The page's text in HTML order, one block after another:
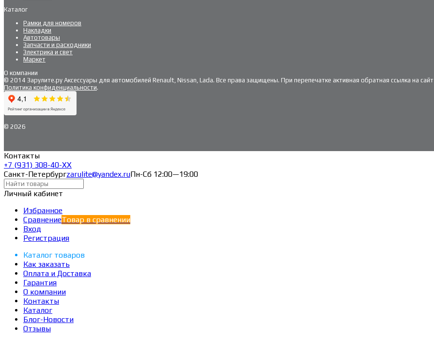
Каталог
Рамки для номеров
Накладки
Автотовары
Запчасти и расходники
Электрика и свет
Маркет
О компании
© 2014 Зарулите.ру Аксессуары для автомобилей Renault, Nissan, Lada. Все права защищены. При перепечатке активная обратная ссылка на
Политика конфиденциальности.
© 2026
Контакты
+7 (931) 308-40-ХХ
Санкт-Петербургzarulite@yandex.ruПн-Сб 12:00—19:00
Личный кабинет
Избранное
СравнениеТовар в сравнении
Вход
Регистрация
Каталог товаров
Как заказать
Оплата и Доставка
Гарантия
О компании
Контакты
Каталог
Блог-Новости
Отзывы